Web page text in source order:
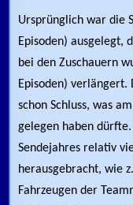
Ursprünglich war die
Episoden) ausgelegt,
bei den Zuschauern
Episoden)
schon Schluss, was
gelegen haben
Sendejahres relativ
herausgebracht, wie
Fahrzeugen der